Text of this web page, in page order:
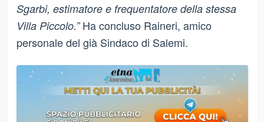
Sgarbi, estimatore e frequentatore della stessa
Villa Piccolo.”Ha concluso Raineri, amico
personale del già Sindaco di Salemi.